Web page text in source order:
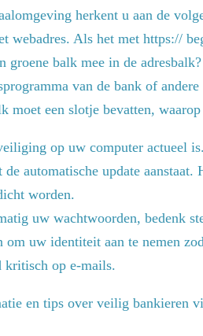
herkent u aan de
webadres. Als het met https://
groene balk mee in de
van de bank of
moet een slotje bevatten,
op uw computer actueel
de automatische update
worden.
uw wachtwoorden, bedenk
uw identiteit aan te nemen
kritisch op e-mails.
en tips over veilig bankieren